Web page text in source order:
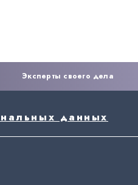
Эксперты своего дела
данных